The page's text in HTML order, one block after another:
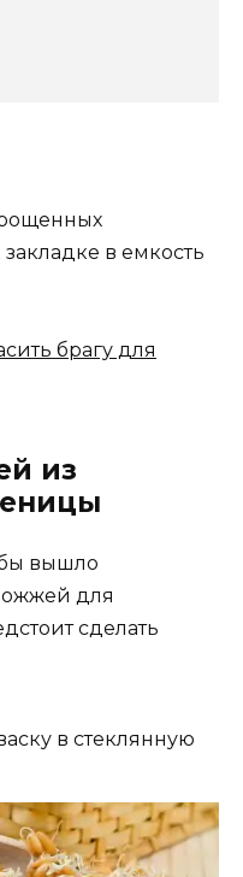
в емкость
брагу для
из
вышло
для
сделать
в стеклянную